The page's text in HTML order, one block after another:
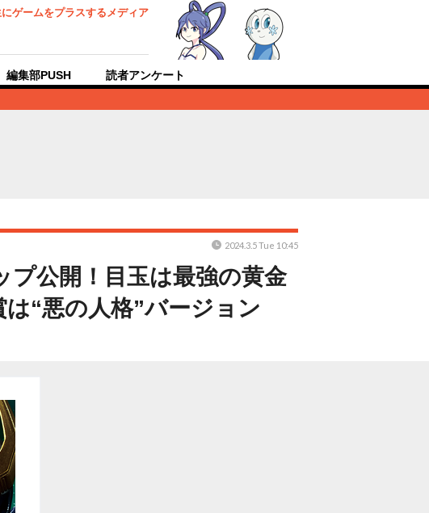
にゲームをプラスするメディア
編集部PUSH 読者アンケート
プ公開！目玉は最強の黄金
“悪の人格”バージョン
2024.3.5 Tue 10:45